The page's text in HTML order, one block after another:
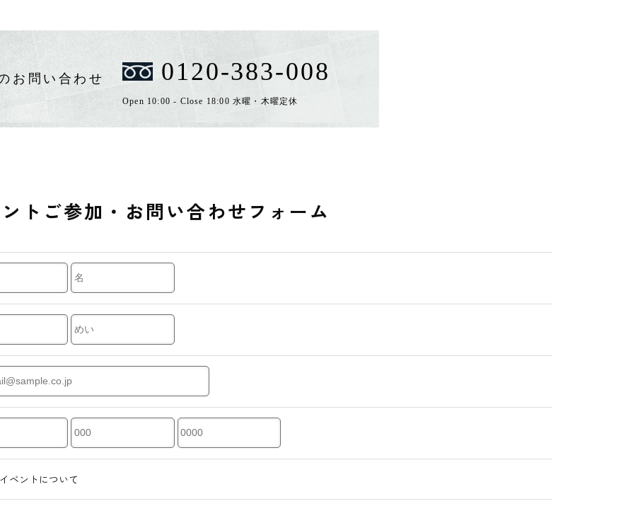
お問い合わせ 0120-383-008
Open 10:00 - Close 18:00 水曜・木曜定休
トご参加・ お問い合わせフォーム
ベントについて